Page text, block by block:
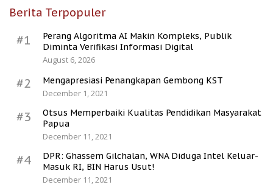
Berita Terpopuler
#1
Perang Algoritma AI Makin Kompleks, Publik
Diminta Verifikasi Informasi Digital
August 6, 2026
#2
Mengapresiasi Penangkapan Gembong KST
December 1, 2021
#3
Otsus Memperbaiki Kualitas Pendidikan Masyarakat
Papua
December 11, 2021
#4
DPR: Ghassem Gilchalan, WNA Diduga Intel Keluar-
Masuk RI, BIN Harus Usut!
December 11, 2021